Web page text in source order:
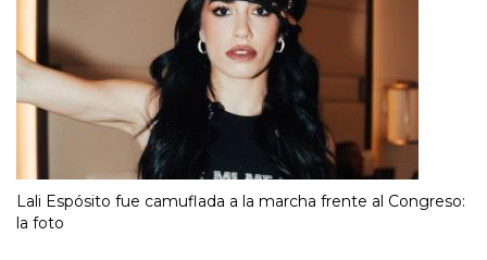
Lali Espósito fue camuflada a la marcha frente al Congreso:
la foto